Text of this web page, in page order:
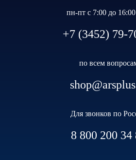
пн-пт с 7:00 до
+7 (3452) 79-
по всем
Для звонков по
8 800 200 34